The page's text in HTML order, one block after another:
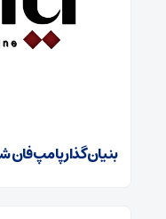
بنیان‌گذار پامپ فان